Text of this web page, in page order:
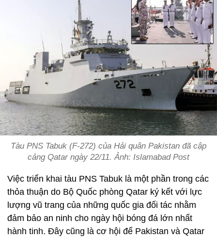
Tàu PNS Tabuk (F-272) của Hải quân Pakistan đã cập
cảng Qatar ngày 22/11. Ảnh: Islamabad Post
Việc triển khai tàu PNS Tabuk là một phần trong các
thỏa thuận do Bộ Quốc phòng Qatar ký kết với lực
lượng vũ trang của những quốc gia đối tác nhằm
đảm bảo an ninh cho ngày hội bóng đá lớn nhất
hành tinh. Đây cũng là cơ hội để Pakistan và Qatar